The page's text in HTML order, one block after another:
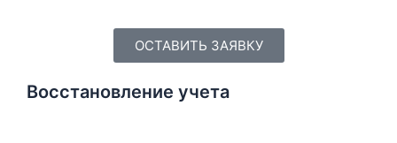
ОСТАВИТЬ ЗАЯВКУ
Восстановление учета